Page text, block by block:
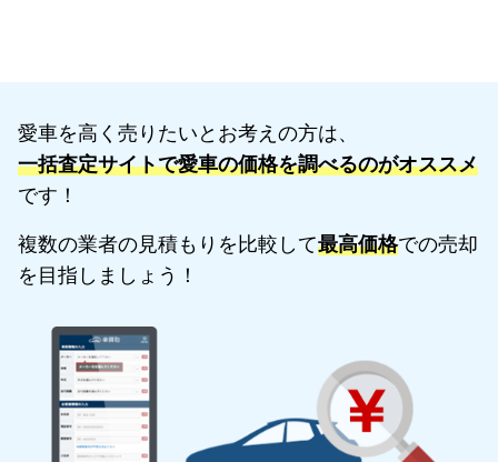
愛車を高く売りたいとお考えの方は、
一括査定サイトで愛車の価格を調べるのがオススメ
です！
複数の業者の見積もりを比較して最高価格での売却
を目指しましょう！